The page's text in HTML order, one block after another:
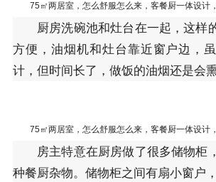
75㎡两居室，怎么舒服怎么来，客餐厨一体设计
厨房洗碗池和灶台在一起，这样
方便，油烟机和灶台靠近窗户边，
计，但时间长了，做饭的油烟还是会熏
75㎡两居室，怎么舒服怎么来，客餐厨一体设计
房主特意在厨房做了很多储物柜
种餐厨杂物。储物柜之间有扇小窗户